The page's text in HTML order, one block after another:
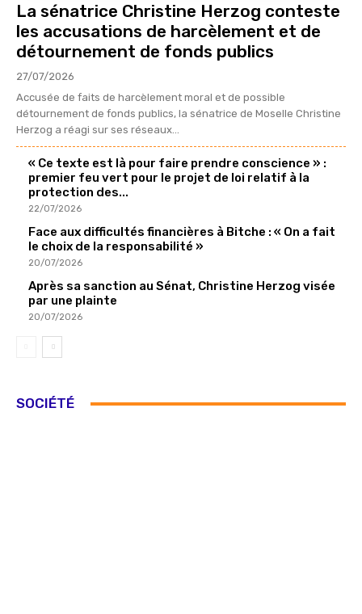
La sénatrice Christine Herzog conteste
les accusations de harcèlement et de
détournement de fonds publics
27/07/2026
Accusée de faits de harcèlement moral et de possible
détournement de fonds publics, la sénatrice de Moselle Christine
Herzog a réagi sur ses réseaux...
« Ce texte est là pour faire prendre conscience » :
premier feu vert pour le projet de loi relatif à la
protection des...
22/07/2026
Face aux difficultés financières à Bitche : « On a fait
le choix de la responsabilité »
20/07/2026
Après sa sanction au Sénat, Christine Herzog visée
par une plainte
20/07/2026
SOCIÉTÉ